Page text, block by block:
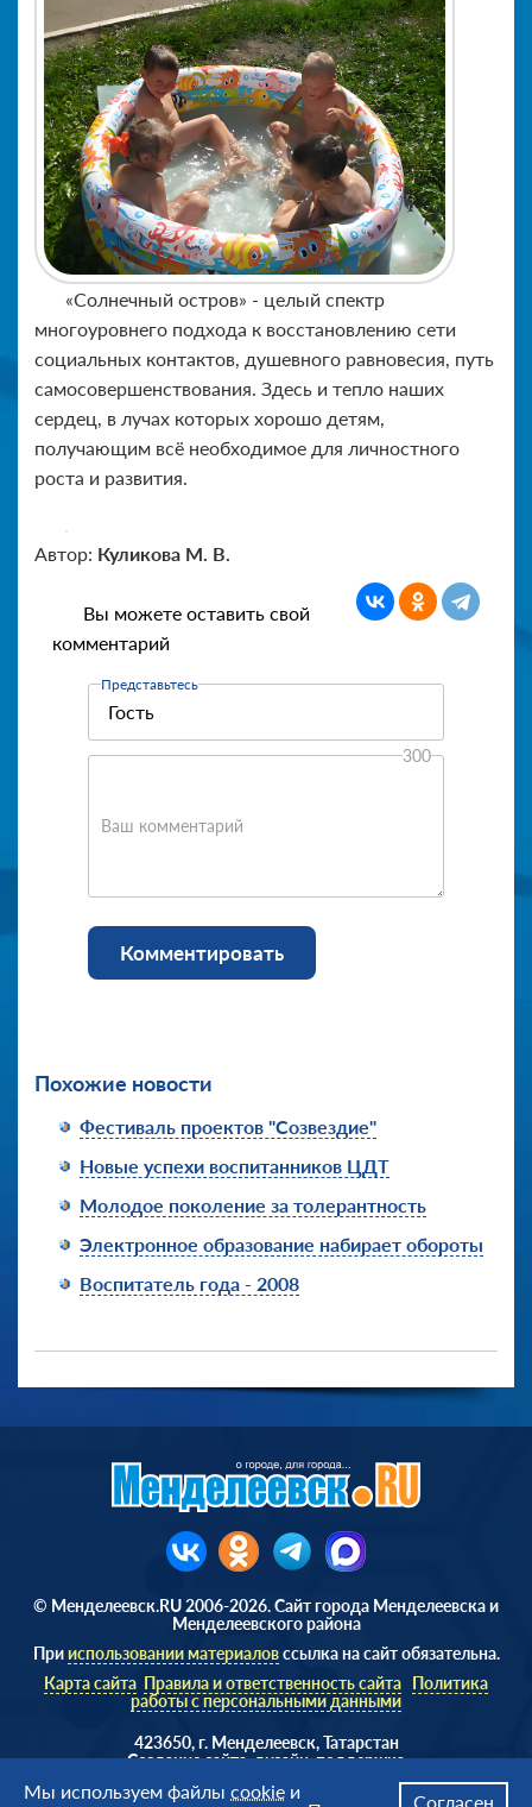
«Солнечный остров» - целый спектр
многоуровнего подхода к восстановлению сети
социальных контактов, душевного равновесия, путь
самосовершенствования. Здесь и тепло наших
сердец, в лучах которых хорошо детям,
получающим всё необходимое для личностного
роста и развития.
Автор: Куликова М. В.
Вы можете оставить свой
комментарий
Представьтесь
Ваш комментарий
300
Комментировать
Похожие новости
Фестиваль проектов "Созвездие"
Новые успехи воспитанников ЦДТ
Молодое поколение за толерантность
Электронное образование набирает обороты
Воспитатель года - 2008
© Менделеевск.RU 2006-2026. Сайт города Менделеевска и
Менделеевского района
Прииспользовании материаловссылка на сайт обязательна.
Карта сайта Правила и ответственность сайта Политика
работы с персональными данными
423650, г. Менделеевск, Татарстан
Cоздание сайта, дизайн, поддержка
Мы используем файлы cookie и
Согласен